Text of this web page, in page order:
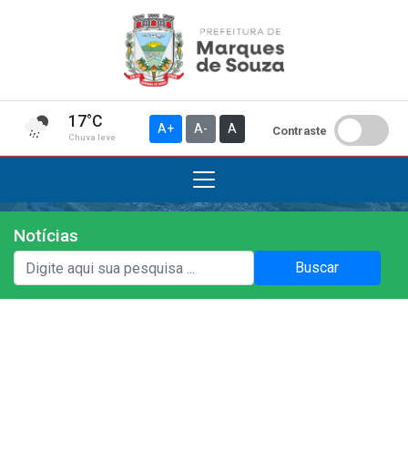
17°C
Chuva leve
A+ A- A Contraste
Institucional
A Prefeitura
Notícias
Buscar